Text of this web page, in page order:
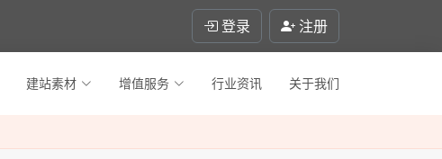
登录 注册
建站素材 增值服务 行业资讯 关于我们